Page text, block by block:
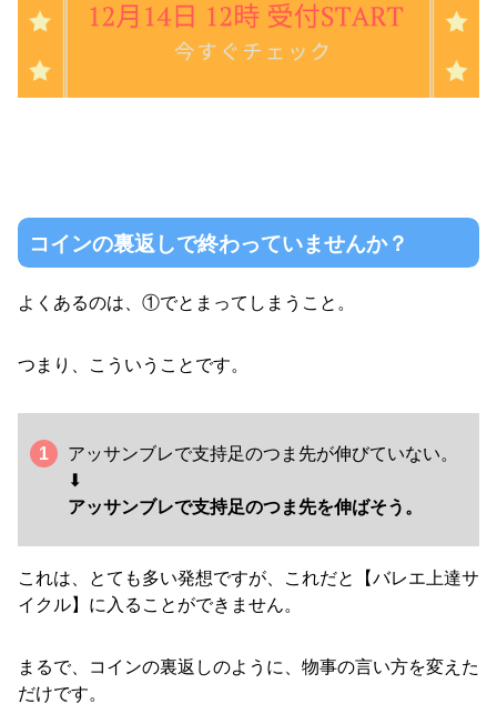
コインの裏返しで終わっていませんか？
よくあるのは、①でとまってしまうこと。
つまり、こういうことです。
アッサンブレで支持足のつま先が伸びていない。
⬇︎
アッサンブレで支持足のつま先を伸ばそう。
これは、とても多い発想ですが、これだと【バレエ上達サ
イクル】に入ることができません。
まるで、コインの裏返しのように、物事の言い方を変えた
だけです。